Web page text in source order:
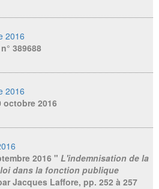
2016
389688
2016
octobre 2016
2016 " L'indemnisation de la
dans la fonction publique
Jacques Laffore, pp. 252 à 257